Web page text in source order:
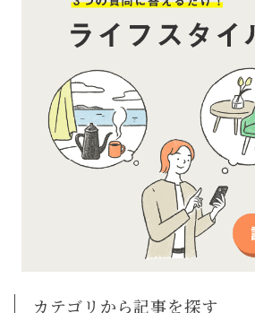
カテゴリから記事を探す